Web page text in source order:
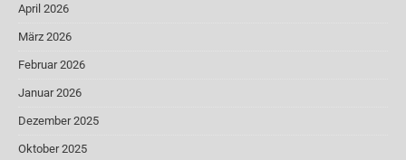
April 2026
März 2026
Februar 2026
Januar 2026
Dezember 2025
Oktober 2025